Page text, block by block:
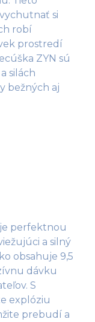
si
robí
prostredí
ZYN sú
silách
bežných aj
je perfektnou
a silný
obsahuje 9,5
dávku
S
explóziu
prebudí a